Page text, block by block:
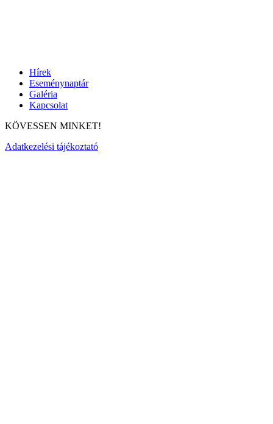
Hírek
Eseménynaptár
Galéria
Kapcsolat
KÖVESSEN MINKET!
Adatkezelési tájékoztató